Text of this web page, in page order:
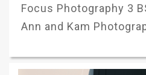
Focus Photography 3
Ann and Kam